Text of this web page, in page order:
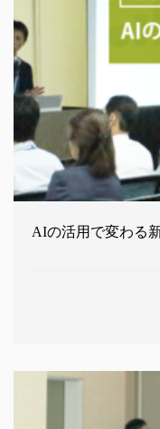
AIの活用で変わる